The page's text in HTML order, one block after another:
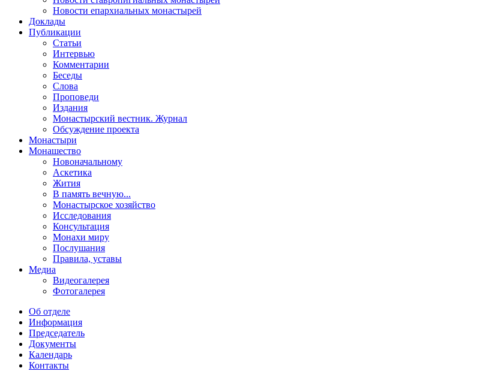
Новости епархиальных монастырей
Доклады
Публикации
Статьи
Интервью
Комментарии
Беседы
Слова
Проповеди
Издания
Монастырский вестник. Журнал
Обсуждение проекта
Монастыри
Монашество
Новоначальному
Аскетика
Жития
В память вечную...
Монастырское хозяйство
Исследования
Консультация
Монахи миру
Послушания
Правила, уставы
Медиа
Видеогалерея
Фотогалерея
Об отделе
Информация
Председатель
Документы
Календарь
Контакты